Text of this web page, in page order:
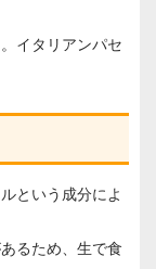
イタリアンパセ
という成分によ
るため、生で食